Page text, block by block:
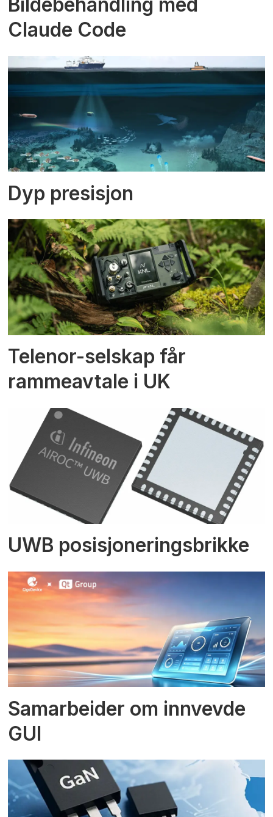
Claude Code
Dyp presisjon
Telenor-selskap får
rammeavtale i UK
UWB posisjoneringsbrikke
Samarbeider om innvevde
GUI